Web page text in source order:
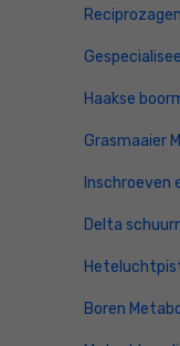
Haakse
Grasmaaier
Inschroeven
Delta
Boren